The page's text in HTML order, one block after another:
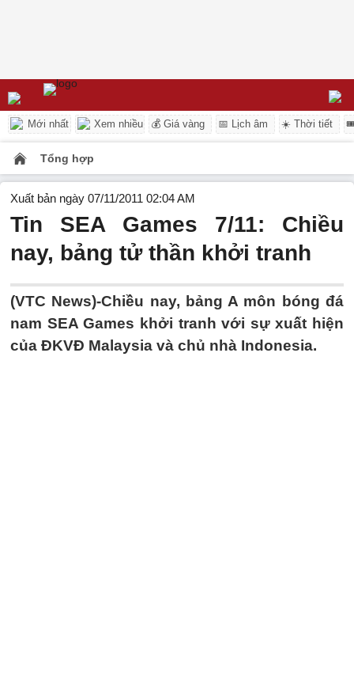
Mới nhất Xem nhiều 💰 Giá vàng 📅 Lịch âm ☀️ Thời tiết
Tổng hợp
Xuất bản ngày 07/11/2011 02:04 AM
Tin SEA Games 7/11: Chiều
nay, bảng tử thần khởi tranh
(VTC News)-Chiều nay, bảng A môn bóng đá
nam SEA Games khởi tranh với sự xuất hiện
của ĐKVĐ Malaysia và chủ nhà Indonesia.